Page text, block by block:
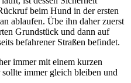
beim Hund in der ersten
ablaufen. Übe ihn daher zuerst
Grundstück und dann auf
befahrener Straßen befindet.
immer mit einem kurzen
immer gleich bleiben und